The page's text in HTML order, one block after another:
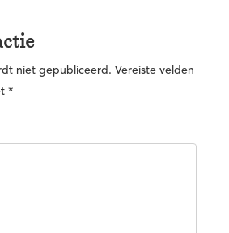
niet gepubliceerd. Vereiste velden
*